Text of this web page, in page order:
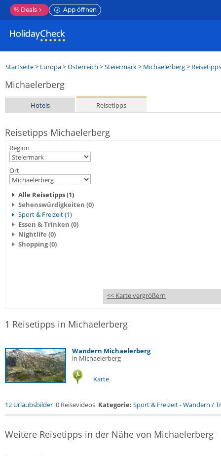
% Deals App öffnen
Startseite> Europa>Österreich >Steiermark> Michaelerberg> Reisetipps
Michaelerberg
Hotels Reisetipps
Reisetipps Michaelerberg
Region
Ort
Alle Reisetipps (1)
Sehenswürdigkeiten (0)
Sport & Freizeit (1)
Essen & Trinken (0)
Nightlife (0)
Shopping (0)
<< Karte vergrößern
1 Reisetipps in Michaelerberg
Wandern Michaelerberg
in Michaelerberg
Karte
12 Urlaubsbilder 0 Reisevideos Kategorie: Sport & Freizeit-Wandern /
Weitere Reisetipps in der Nähe von Michaelerberg